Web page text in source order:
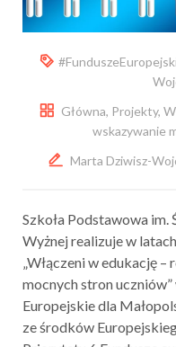
Główna, Projekty,
wskazywanie
Marta Dziwisz-
Szkoła Podstawowa
Wyżnej realizuje w
„Włączeni w edukację
mocnych stron
Europejskie dla
ze środków